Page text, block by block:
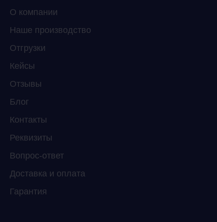
О компании
Наше производство
Отгрузки
Кейсы
Отзывы
Блог
Контакты
Реквизиты
Вопрос-ответ
Доставка и оплата
Гарантия
Мессенджеры
Свяжитесь с нами через любой удобный
Telegram